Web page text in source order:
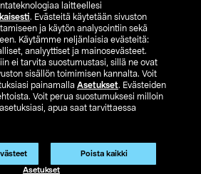
laitteellesi
. Evästeitä käytetään sivuston
ja käytön analysointiin sekä
Käytämme neljänlaisia evästeitä:
analyyttiset ja mainosevästeet.
ei tarvita suostumustasi, sillä ne ovat
sisällön toimimisen kannalta. Voit
painamalla Asetukset. Evästeiden
Voit perua suostumuksesi milloin
apua saat tarvittaessa
Poista kaikki
Asetukset
on poistunut
59-1044-135
SE NO FI
FI SV
hinnat ilman ALV:a